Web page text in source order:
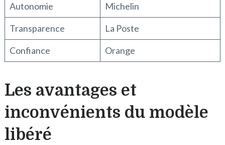
Autonomie
Michelin
Transparence
La Poste
Confiance
Orange
Les avantages et
inconvénients du modèle
libéré